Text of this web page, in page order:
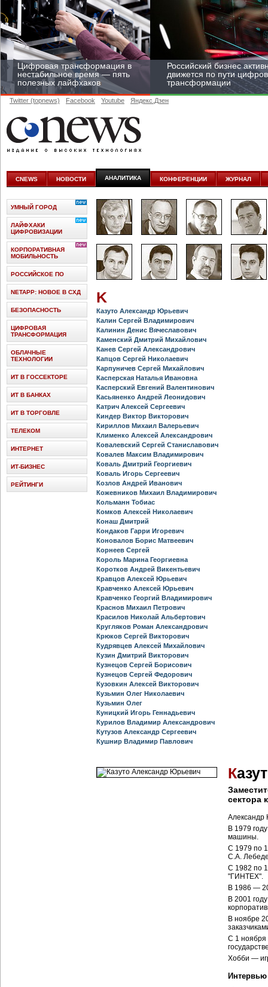
Цифровая трансформация в
нестабильное время — пять
полезных лайфхаков
Российский бизнес
движется по пути
трансформации
цифровизироваться со
скоростью крупных
корпораций
Twitter (topnews) Facebook Youtube Яндекс.Дзен
CNEWS НОВОСТИ АНАЛИТИКА КОНФЕРЕНЦИИ ЖУРНАЛ
K
Казуто Александр Юрьевич
Калин Сергей Владимирович
Калинин Денис Вячеславович
Каменский Дмитрий Михайлович
Канев Сергей Александрович
Капцов Сергей Николаевич
Карпуничев Сергей Михайлович
Касперская Наталья Ивановна
Касперский Евгений Валентинович
Касьяненко Андрей Леонидович
Катрич Алексей Сергеевич
Киндер Виктор Викторович
Кириллов Михаил Валерьевич
Клименко Алексей Александрович
Ковалевский Сергей Станиславович
Ковалев Максим Владимирович
Коваль Дмитрий Георгиевич
Коваль Игорь Сергеевич
Козлов Андрей Иванович
Кожевников Михаил Владимирович
Кольманн Тобиас
Комков Алексей Николаевич
Конаш Дмитрий
Кондаков Гарри Игоревич
Коновалов Борис Матвеевич
Корнеев Сергей
Король Марина Георгиевна
Коротков Андрей Викентьевич
Кравцов Алексей Юрьевич
Кравченко Алексей Юрьевич
Кравченко Георгий Владимирович
Краснов Михаил Петрович
Красилов Николай Альбертович
Кругляков Роман Александрович
Крюков Сергей Викторович
Кудрявцев Алексей Михайлович
Кузин Дмитрий Викторович
Кузнецов Сергей Борисович
Кузнецов Сергей Федорович
Кузовкин Алексей Викторович
Кузьмин Олег Николаевич
Кузьмин Олег
Куницкий Игорь Геннадьевич
Курилов Владимир Александрович
Кутузов Александр Сергеевич
Кушнир Владимир Павлович
К
сектора
Александр
В 1979
машины.
С 1979 по
С.А.
С 1982 по
"ГИНТЕХ".
В 1986 —
В 2001
В ноябре
С 1 ноября
Хобби —
Интервью
УМНЫЙ ГОРОД
ЛАЙФХАКИ
ЦИФРОВИЗАЦИИ
КОРПОРАТИВНАЯ
МОБИЛЬНОСТЬ
РОССИЙСКОЕ ПО
NETAPP: НОВОЕ В СХД
БЕЗОПАСНОСТЬ
ЦИФРОВАЯ
ТРАНСФОРМАЦИЯ
ОБЛАЧНЫЕ
ТЕХНОЛОГИИ
ИТ В ГОССЕКТОРЕ
ИТ В БАНКАХ
ИТ В ТОРГОВЛЕ
ТЕЛЕКОМ
ИНТЕРНЕТ
ИТ-БИЗНЕС
РЕЙТИНГИ